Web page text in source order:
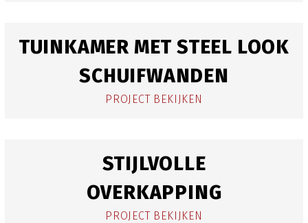
TUINKAMER MET STEEL LOOK
SCHUIFWANDEN
PROJECT BEKIJKEN
STIJLVOLLE
OVERKAPPING
PROJECT BEKIJKEN